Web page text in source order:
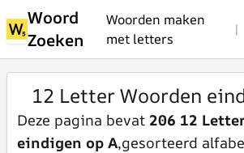
Woord
Zoeken
Woorden maken
met letters
|
12 Letter Woorden
Deze pagina bevat 206 12
eindigen op A,gesorteerd